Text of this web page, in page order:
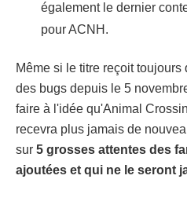
également le dernier
pour ACNH.
Même si le titre reçoit
des bugs depuis le 5
faire à l'idée qu'Animal
recevra plus jamais de
sur 5 grosses attentes des
ajoutées et qui ne le seront